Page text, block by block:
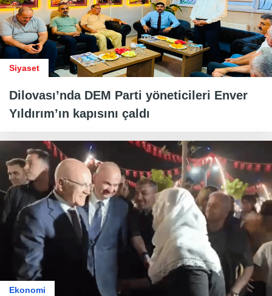
Siyaset
Dilovası’nda DEM Parti yöneticileri Enver
Yıldırım’ın kapısını çaldı
Ekonomi